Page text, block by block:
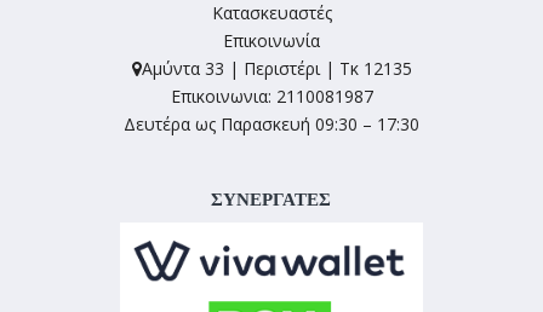
Κατασκευαστές
Επικοινωνία
Αμύντα 33 | Περιστέρι | Τκ 12135
Επικοινωνια: 2110081987
Δευτέρα ως Παρασκευή 09:30 – 17:30
ΣΥΝΕΡΓΑΤΕΣ